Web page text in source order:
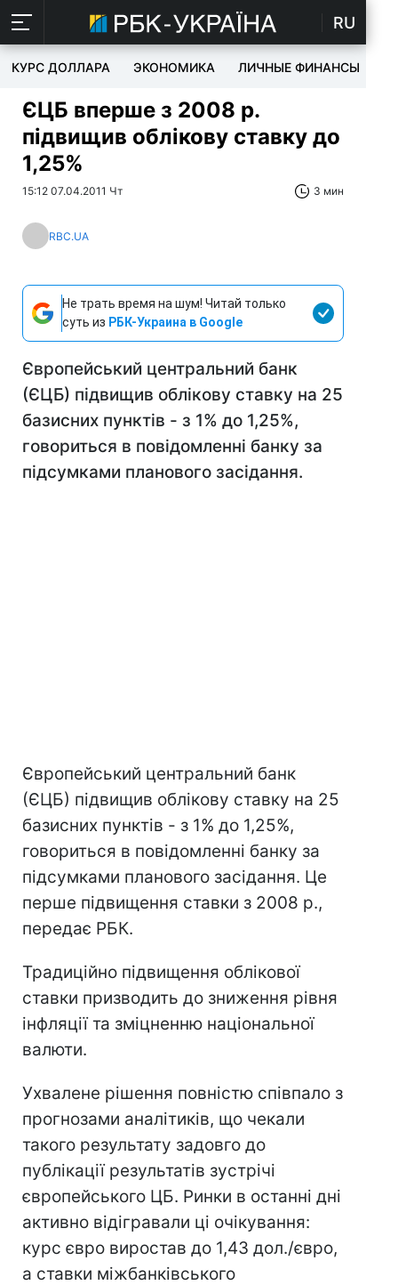
RU
КУРС ДОЛЛАРА ЭКОНОМИКА ЛИЧНЫЕ ФИНАНСЫ
ЄЦБ вперше з 2008 р.
підвищив облікову ставку до
1,25%
15:12 07.04.2011 Чт 3 мин
RBC.UA
Не трать время на шум! Читай только
суть из РБК-Украина в Google
Європейський центральний банк
(ЄЦБ) підвищив облікову ставку на 25
базисних пунктів - з 1% до 1,25%,
говориться в повідомленні банку за
підсумками планового засідання.
Європейський центральний банк
(ЄЦБ) підвищив облікову ставку на 25
базисних пунктів - з 1% до 1,25%,
говориться в повідомленні банку за
підсумками планового засідання. Це
перше підвищення ставки з 2008 р.,
передає РБК.
Традиційно підвищення облікової
ставки призводить до зниження рівня
інфляції та зміцненню національної
валюти.
Ухвалене рішення повністю співпало з
прогнозами аналітиків, що чекали
такого результату задовго до
публікації результатів зустрічі
європейського ЦБ. Ринки в останні дні
активно відігравали ці очікування:
курс євро виростав до 1,43 дол./євро,
а ставки міжбанківського